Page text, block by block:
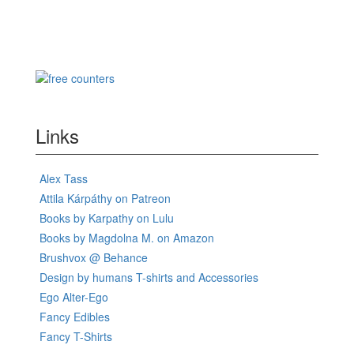
Links
Alex Tass
Attila Kárpáthy on Patreon
Books by Karpathy on Lulu
Books by Magdolna M. on Amazon
Brushvox @ Behance
Design by humans T-shirts and Accessories
Ego Alter-Ego
Fancy Edibles
Fancy T-Shirts